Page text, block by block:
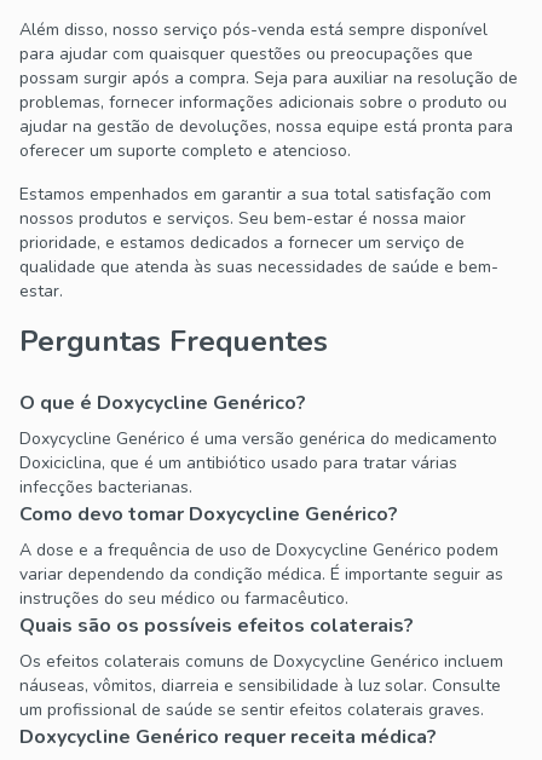
Além disso, nosso serviço pós-venda está sempre disponível
para ajudar com quaisquer questões ou preocupações que
possam surgir após a compra. Seja para auxiliar na resolução de
problemas, fornecer informações adicionais sobre o produto ou
ajudar na gestão de devoluções, nossa equipe está pronta para
oferecer um suporte completo e atencioso.
Estamos empenhados em garantir a sua total satisfação com
nossos produtos e serviços. Seu bem-estar é nossa maior
prioridade, e estamos dedicados a fornecer um serviço de
qualidade que atenda às suas necessidades de saúde e bem-
estar.
Perguntas Frequentes
O que é Doxycycline Genérico?
Doxycycline Genérico é uma versão genérica do medicamento
Doxiciclina, que é um antibiótico usado para tratar várias
infecções bacterianas.
Como devo tomar Doxycycline Genérico?
A dose e a frequência de uso de Doxycycline Genérico podem
variar dependendo da condição médica. É importante seguir as
instruções do seu médico ou farmacêutico.
Quais são os possíveis efeitos colaterais?
Os efeitos colaterais comuns de Doxycycline Genérico incluem
náuseas, vômitos, diarreia e sensibilidade à luz solar. Consulte
um profissional de saúde se sentir efeitos colaterais graves.
Doxycycline Genérico requer receita médica?